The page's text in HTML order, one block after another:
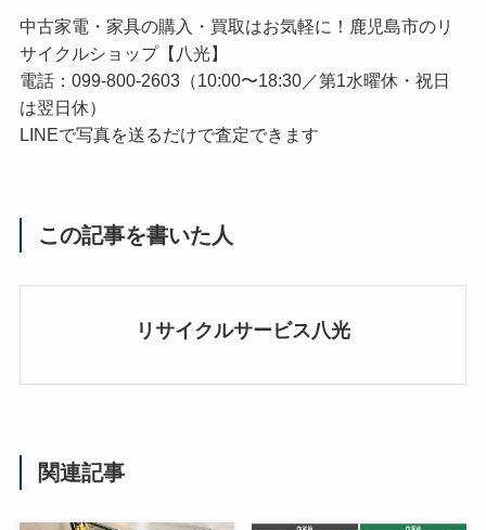
中古家電・家具の購入・買取はお気軽に！鹿児島市のリ
サイクルショップ【八光】
電話：099-800-2603（10:00〜18:30／第1水曜休・祝日
は翌日休）
LINEで写真を送るだけで査定できます
この記事を書いた人
リサイクルサービス八光
関連記事